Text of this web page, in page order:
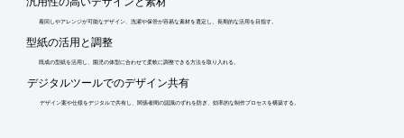
着回しやアレンジが可能なデザイン、洗濯や保管が容易な素材を選定し、長期的な活用を目指す。
型紙の活用と調整
既成の型紙を活用し、園児の体型に合わせて柔軟に調整できる方法を取り入れる。
デジタルツールでのデザイン共有
デザイン案や仕様をデジタルで共有し、関係者間の認識のずれを防ぎ、効率的な制作プロセスを構築する。